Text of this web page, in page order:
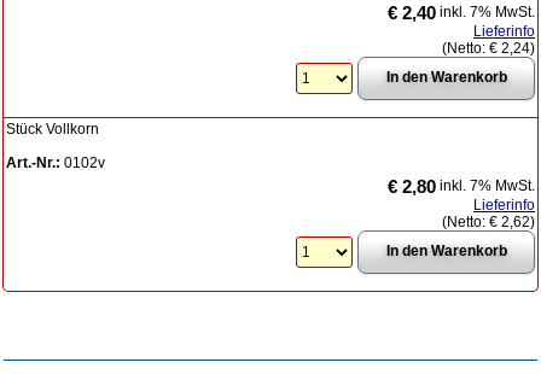
€ 2,40 inkl. 7% MwSt.
Lieferinfo
(Netto: € 2,24)
Stück Vollkorn
Art.-Nr.: 0102v
€ 2,80 inkl. 7% MwSt.
Lieferinfo
(Netto: € 2,62)